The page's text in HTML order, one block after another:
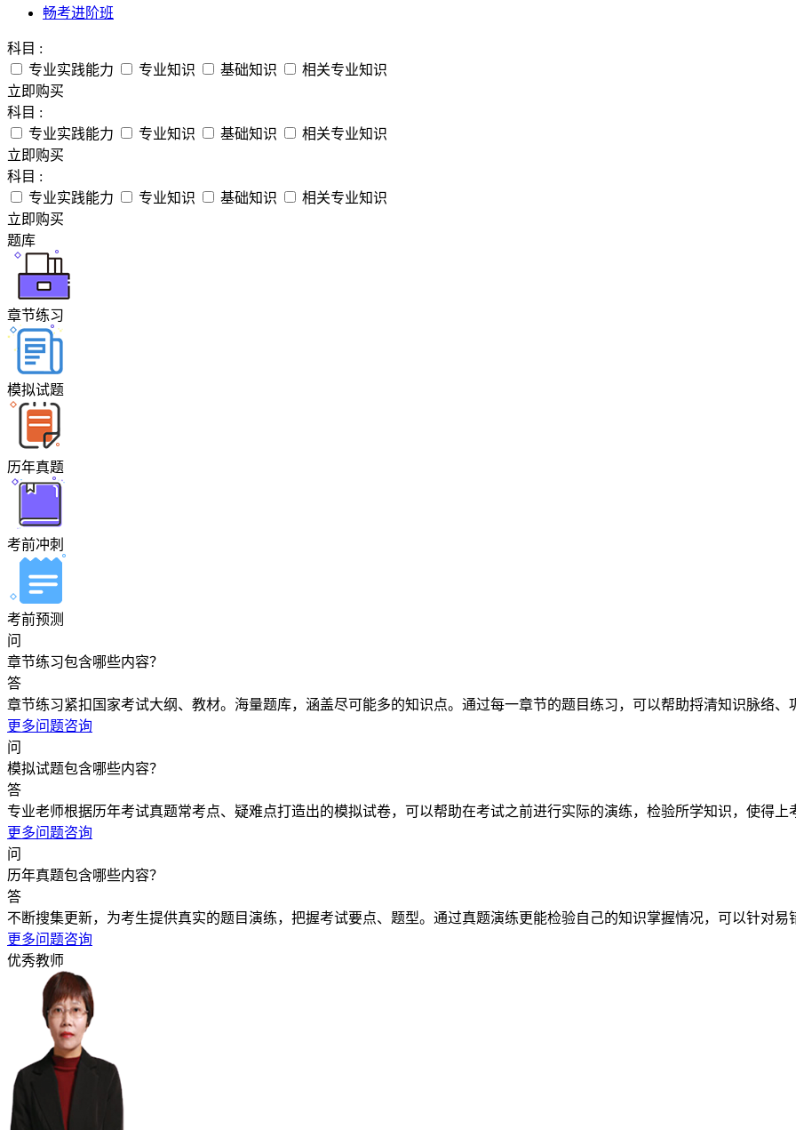
畅考进阶班
科目 :
专业实践能力
专业知识 基础知识
相关专业知识
立即购买
科目 :
专业实践能力
专业知识 基础知识
相关专业知识
立即购买
科目 :
专业实践能力
专业知识 基础知识
相关专业知识
立即购买
题库
章节练习
模拟试题
历年真题
考前冲刺
考前预测
问
章节练习包含哪些内容？
答
章节练习紧扣国家考试大纲、教材。海量题库，涵盖尽可能多的知识点。通过每一章节的题目练习，可以帮助捋清知识脉络、
更多问题咨询
问
模拟试题包含哪些内容？
答
专业老师根据历年考试真题常考点、疑难点打造出的模拟试卷，可以帮助在考试之前进行实际的演练，检验所学知识，使得上
更多问题咨询
问
历年真题包含哪些内容？
答
不断搜集更新，为考生提供真实的题目演练，把握考试要点、题型。通过真题演练更能检验自己的知识掌握情况，可以针对易
更多问题咨询
优秀教师